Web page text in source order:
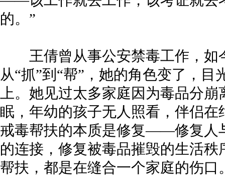
的。”
王倩曾从事公安禁毒工作，如
从“抓”到“帮”，她的角色变了，
上。她见过太多家庭因为毒品分
眠，年幼的孩子无人照看，伴侣
戒毒帮扶的本质是修复——修复人
的连接，修复被毒品摧毁的生活
帮扶，都是在缝合一个家庭的伤口